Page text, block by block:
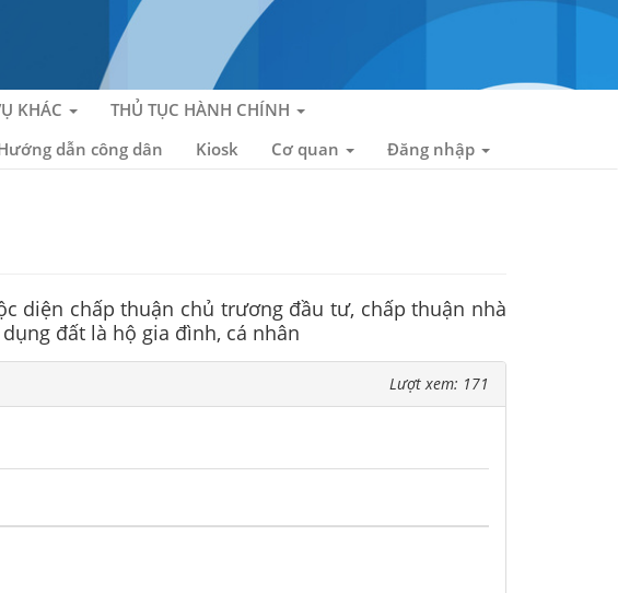
KHÁC
THỦ TỤC HÀNH CHÍNH
dẫn công dân
Kiosk Cơ quan Đăng nhập
diện chấp thuận chủ trương đầu tư, chấp thuận nhà
đất là hộ gia đình, cá nhân
Lượt xem: 171